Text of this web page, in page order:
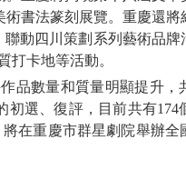
書法篆刻展覽。重慶還將
動四川策劃系列藝術品牌
打卡地等活動。
數量和質量明顯提升，
選、復評，目前共有174
在重慶市群星劇院舉辦全